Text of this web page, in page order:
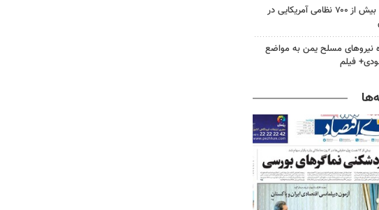
ضربه مغزی بیش از ۷۰۰ نظامی آمریکایی در
نیروهای مسلح یمن به مواضع
فیلم